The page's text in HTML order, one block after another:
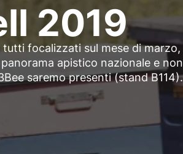
2019
focalizzati sul mese di marzo,
apistico nazionale e
saremo presenti (stand B114).